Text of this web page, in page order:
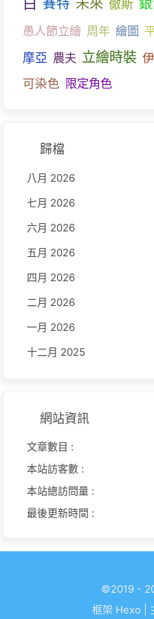
賽特 徹斯
愚人節立繪 周年 繪圖
摩亞 農夫 立繪時裝
可染色 限定角色
歸檔
八月 2026
七月 2026
六月 2026
五月 2026
四月 2026
二月 2026
一月 2026
十二月 2025
網站資訊
文章數目 :
本站訪客數 :
本站總訪問量 :
最後更新時間 :
©2019 -
框架 Hexo